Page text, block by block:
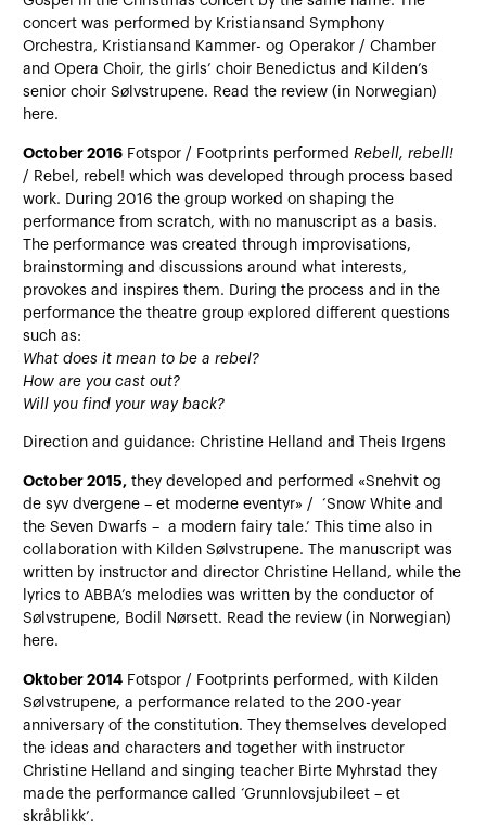
concert was performed by Kristiansand Symphony
Orchestra, Kristiansand Kammer- og Operakor / Chamber
and Opera Choir, the girls’ choir Benedictus and Kilden’s
senior choir Sølvstrupene. Read the review (in Norwegian)
here.
October 2016 Fotspor / Footprints performed Rebell, rebell!
/ Rebel, rebel! which was developed through process based
work. During 2016 the group worked on shaping the
performance from scratch, with no manuscript as a basis.
The performance was created through improvisations,
brainstorming and discussions around what interests,
provokes and inspires them. During the process and in the
performance the theatre group explored different questions
such as:
What does it mean to be a rebel?
How are you cast out?
Will you find your way back?
Direction and guidance: Christine Helland and Theis Irgens
October 2015,
they developed and performed «Snehvit og
de syv dvergene – et moderne eventyr» / ‘Snow White and
the Seven Dwarfs – a modern fairy tale.’ This time also in
collaboration with Kilden Sølvstrupene. The manuscript was
written by instructor and director Christine Helland, while the
lyrics to ABBA’s melodies was written by the conductor of
Sølvstrupene, Bodil Nørsett. Read the review (in Norwegian)
here.
Oktober 2014 Fotspor / Footprints performed, with Kilden
Sølvstrupene, a performance related to the 200-year
anniversary of the constitution. They themselves developed
the ideas and characters and together with instructor
Christine Helland and singing teacher Birte Myhrstad they
made the performance called ‘Grunnlovsjubileet – et
skråblikk’.